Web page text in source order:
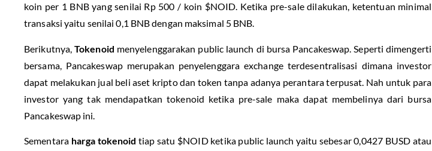
koin per 1 BNB yang senilai Rp 500 / koin $NOID. Ketika pre-sale dilakukan, ketentuan minimal
transaksi yaitu senilai 0,1 BNB dengan maksimal 5 BNB.
Berikutnya,Tokenoid menyelenggarakan public launch di bursa Pancakeswap. Seperti dimengerti
bersama, Pancakeswap merupakan penyelenggara exchange terdesentralisasi dimana investor
dapat melakukan jual beli aset kripto dan token tanpa adanya perantara terpusat. Nah untuk para
investor yang tak mendapatkan tokenoid ketika pre-sale maka dapat membelinya dari bursa
Pancakeswap ini.
Sementara harga tokenoid tiap satu $NOID ketika public launch yaitu sebesar 0,0427 BUSD atau